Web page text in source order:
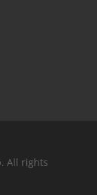
. All rights